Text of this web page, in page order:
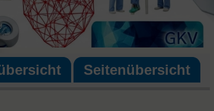
Seitenübersicht